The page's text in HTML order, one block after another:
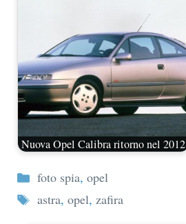
Nuova Opel Calibra ritorno nel 2012
Categorie
foto spia, opel
Tag
astra, opel, zafira